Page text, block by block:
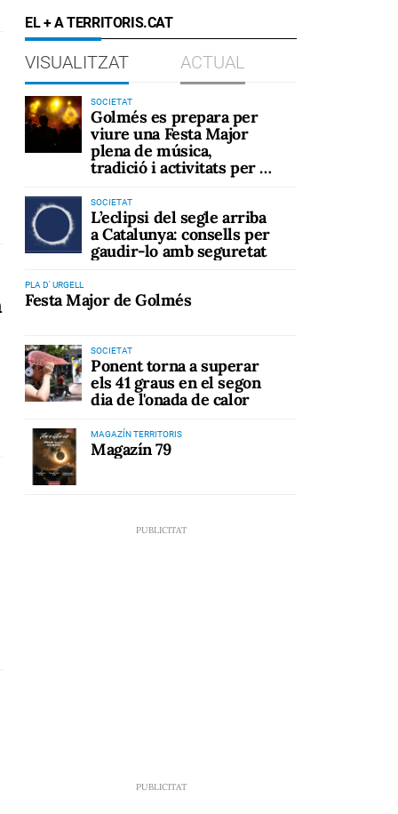
EL + A TERRITORIS.CAT
VISUALITZAT ACTUAL
SOCIETAT
Golmés es prepara per
viure una Festa Major
plena de música,
tradició i activitats per a
SOCIETAT
L’eclipsi del segle arriba
a Catalunya: consells per
gaudir-lo amb seguretat
PLA D' URGELL
Festa Major de Golmés
SOCIETAT
Ponent torna a superar
els 41 graus en el segon
dia de l'onada de calor
MAGAZÍN TERRITORIS
Magazín 79